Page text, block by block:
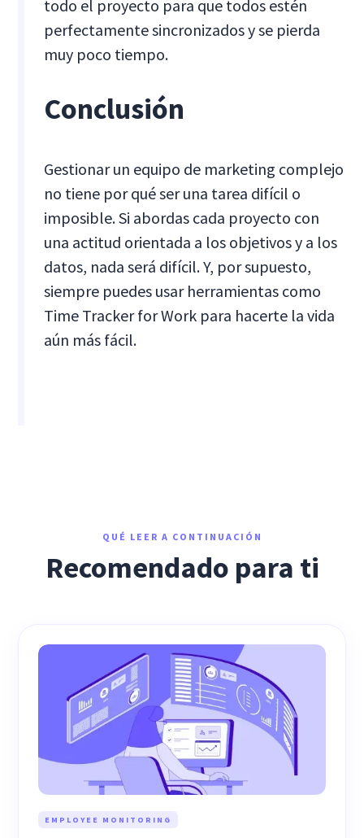
todo el proyecto para que todos estén
perfectamente sincronizados y se pierda
muy poco tiempo.
Conclusión
Gestionar un equipo de marketing complejo
no tiene por qué ser una tarea difícil o
imposible. Si abordas cada proyecto con
una actitud orientada a los objetivos y a los
datos, nada será difícil. Y, por supuesto,
siempre puedes usar herramientas como
Time Tracker for Work para hacerte la vida
aún más fácil.
QUÉ LEER A CONTINUACIÓN
Recomendado para ti
EMPLOYEE MONITORING